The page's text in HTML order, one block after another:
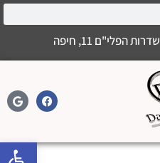
שדרות הפלי"ם 11, חיפה